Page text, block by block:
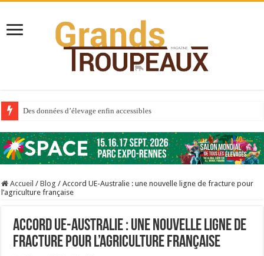
Des données d’élevage enfin accessibles
Au sommaire du premier numéro de 2025
Au sommaire de GTM 110
Aidez-nous à améliorer la santé de vos veaux !
Prix du lait européen : la France résiste mieux
Sécheresse : les éleveurs réclament des expertises de terrain
Accueil / Blog / Accord UE-Australie : une nouvelle ligne de fracture pour
l’agriculture française
Accord UE-Australie : une nouvelle ligne de
fracture pour l’agriculture française